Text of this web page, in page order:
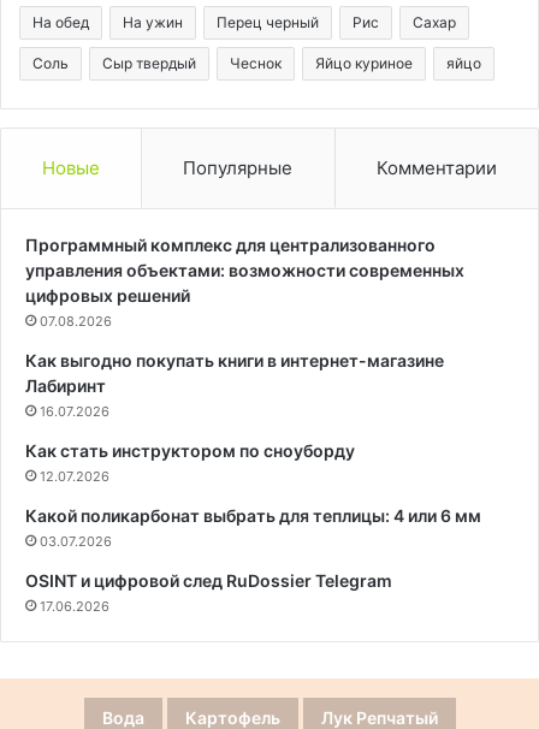
На обед На ужин Перец черный Рис Сахар
Соль Сыр твердый Чеснок Яйцо куриное яйцо
Новые Популярные Комментарии
Программный комплекс для централизованного
управления объектами: возможности современных
цифровых решений
07.08.2026
Как выгодно покупать книги в интернет-магазине
Лабиринт
16.07.2026
Как стать инструктором по сноуборду
12.07.2026
Какой поликарбонат выбрать для теплицы: 4 или 6 мм
03.07.2026
OSINT и цифровой след RuDossier Telegram
17.06.2026
Вода Картофель Лук Репчатый